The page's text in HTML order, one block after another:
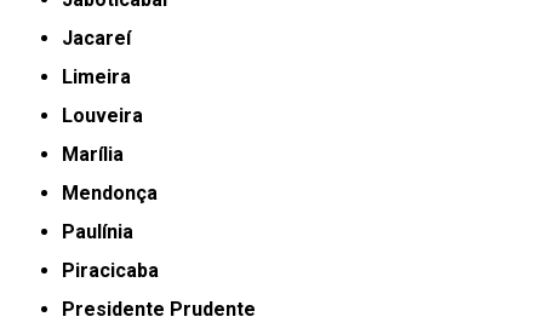
Jacareí
Limeira
Louveira
Marília
Mendonça
Paulínia
Piracicaba
Presidente Prudente